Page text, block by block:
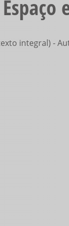
integral) -